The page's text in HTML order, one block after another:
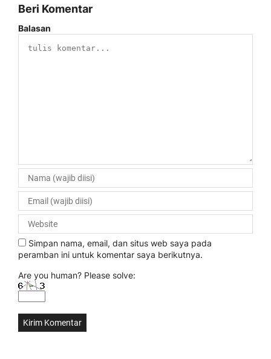
Beri Komentar
Balasan
Simpan nama, email, dan situs web saya pada
peramban ini untuk komentar saya berikutnya.
Are you human? Please solve: